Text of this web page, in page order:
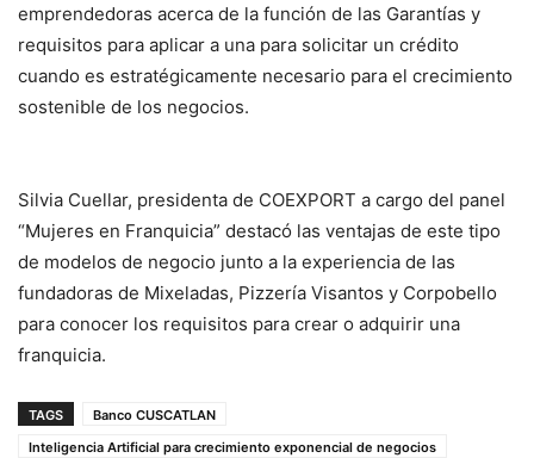
emprendedoras acerca de la función de las Garantías y
requisitos para aplicar a una para solicitar un crédito
cuando es estratégicamente necesario para el crecimiento
sostenible de los negocios.
Silvia Cuellar, presidenta de COEXPORT a cargo del panel
“Mujeres en Franquicia” destacó las ventajas de este tipo
de modelos de negocio junto a la experiencia de las
fundadoras de Mixeladas, Pizzería Visantos y Corpobello
para conocer los requisitos para crear o adquirir una
franquicia.
TAGS
Banco CUSCATLAN
Inteligencia Artificial para crecimiento exponencial de negocios